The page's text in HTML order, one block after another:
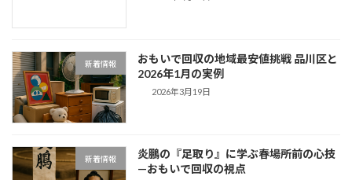
新着情報
おもいで回収の地域最安値挑戦 品川区と
2026年1月の実例
2026年3月19日
新着情報
炎鵬の『足取り』に学ぶ春場所前の心技
—おもいで回収の視点